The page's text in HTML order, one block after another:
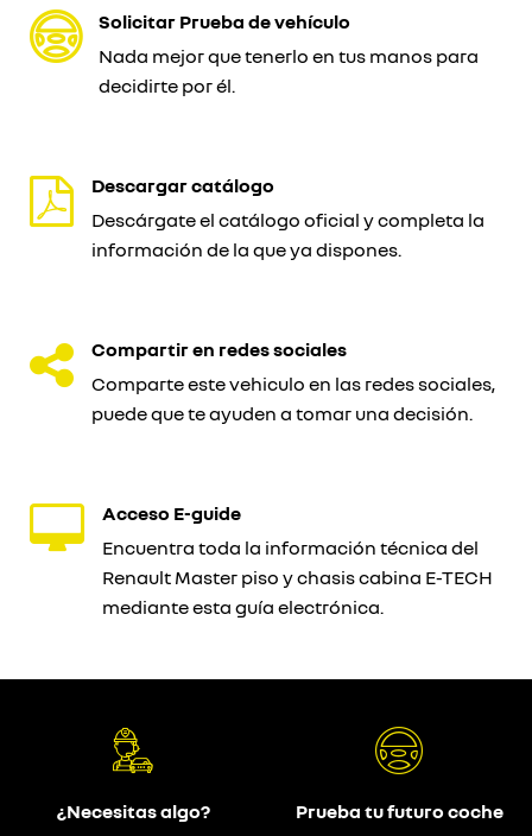
Solicitar Prueba de vehículo
Nada mejor que tenerlo en tus manos para
decidirte por él.
Descargar catálogo
Descárgate el catálogo oficial y completa la
información de la que ya dispones.
Compartir en redes sociales
Comparte este vehiculo en las redes sociales,
puede que te ayuden a tomar una decisión.
Acceso E-guide
Encuentra toda la información técnica del
Renault Master piso y chasis cabina E-TECH
mediante esta guía electrónica.
¿Necesitas algo?
Prueba tu futuro coche